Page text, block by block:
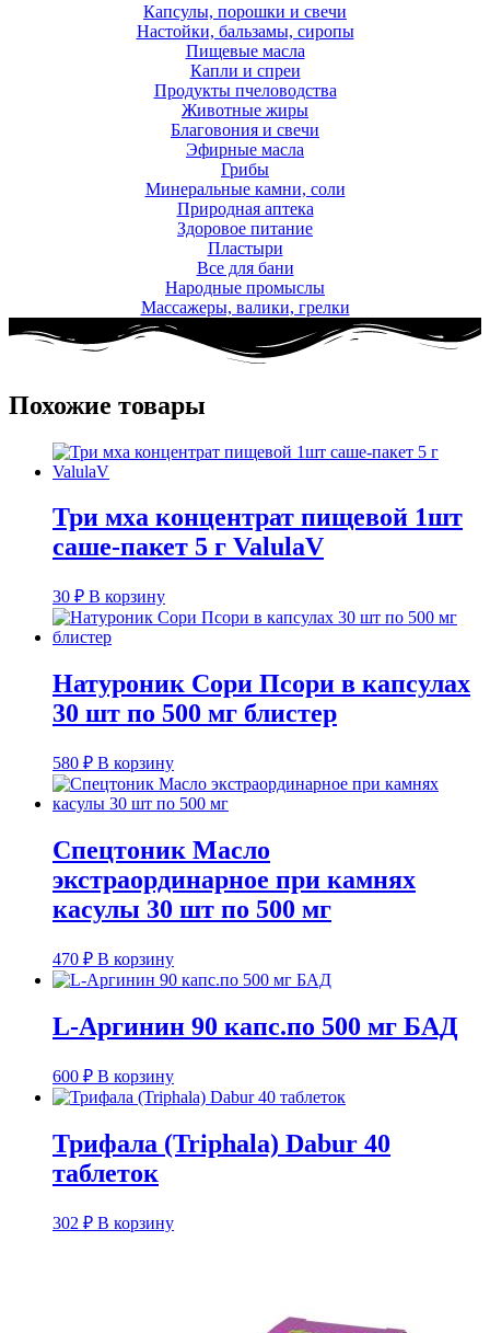
Капсулы, порошки и свечи
Настойки, бальзамы, сиропы
Пищевые масла
Капли и спреи
Продукты пчеловодства
Животные жиры
Благовония и свечи
Эфирные масла
Грибы
Минеральные камни, соли
Природная аптека
Здоровое питание
Пластыри
Все для бани
Народные промыслы
Массажеры, валики, грелки​
Похожие товары
Три мха концентрат пищевой 1шт
саше-пакет 5 г ValulaV
30 ₽ В корзину
Натуроник Сори Псори в капсулах
30 шт по 500 мг блистер
580 ₽ В корзину
Спецтоник Масло
экстраординарное при камнях
касулы 30 шт по 500 мг
470 ₽ В корзину
L-Аргинин 90 капс.по 500 мг БАД
600 ₽ В корзину
Трифала (Triphala) Dabur 40
таблеток
302 ₽ В корзину